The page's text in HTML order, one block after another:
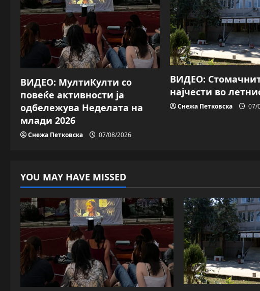
i
g
a
t
i
o
ВИДЕО: МултиКулти со
повеќе активности ја
одбележува Неделата на
млади 2026
Снежа Петковска 07/08/2026
ВИДЕО:
најчести во
Снежа Петковска 07/
YOU MAY HAVE MISSED